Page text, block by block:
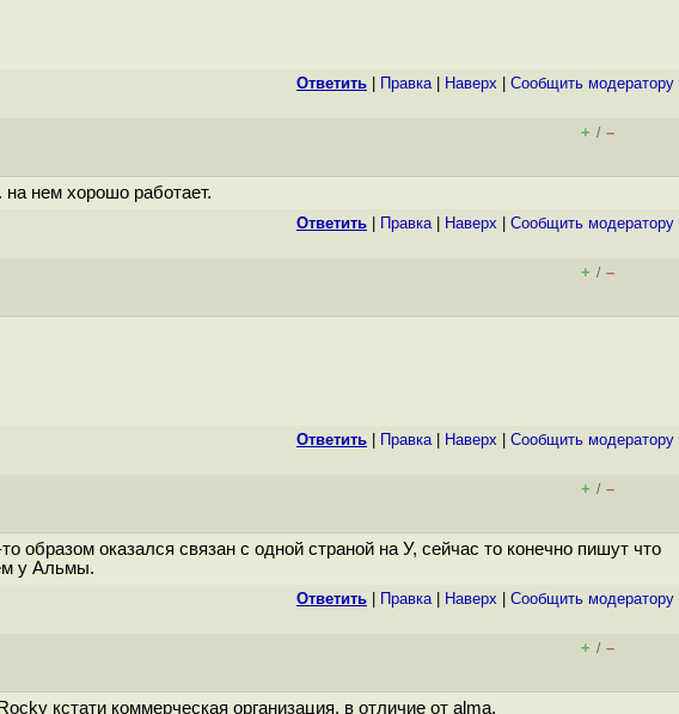
Ответить Правка| Наверх Cообщить модератору
+ / –
нем хорошо работает.
Ответить Правка| Наверх Cообщить модератору
+ / –
Ответить Правка| Наверх Cообщить модератору
+ / –
оказался связан с одной страной на У, сейчас то конечно пишут что
у Альмы.
Ответить Правка| Наверх Cообщить модератору
+ / –
кстати коммерческая организация, в отличие от alma.